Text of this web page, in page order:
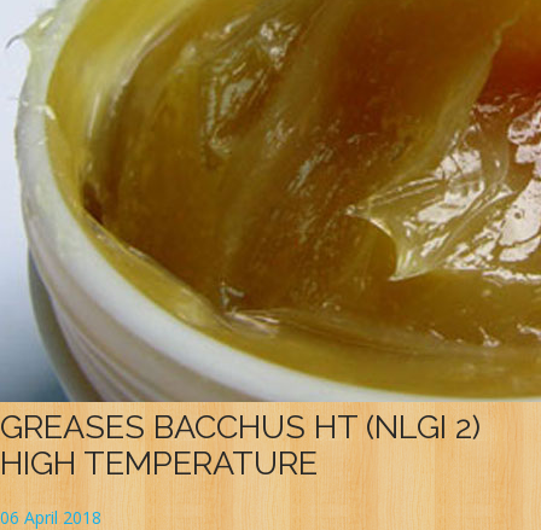
GREASES BACCHUS HT (NLGI 2)
HIGH TEMPERATURE
06 April 2018